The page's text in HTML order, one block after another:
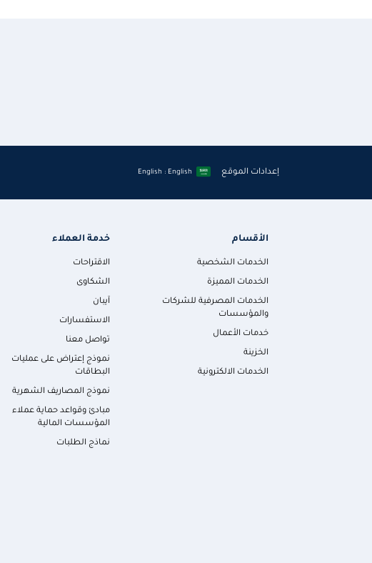
إعدادات الموقع English : English
الأقسام
الخدمات الشخصية
الخدمات المميزة
الخدمات المصرفية للشركات
والمؤسسات
خدمات الأعمال
الخزينة
الخدمات الالكترونية
خدمة العملاء
الاقتراحات
الشكاوى
آيبان
الاستفسارات
تواصل معنا
نموذج إعتراض على عمليات
البطاقات
نموذج المصاريف الشهرية
مبادئ وقواعد حماية عملاء
المؤسسات المالية
نماذج الطلبات